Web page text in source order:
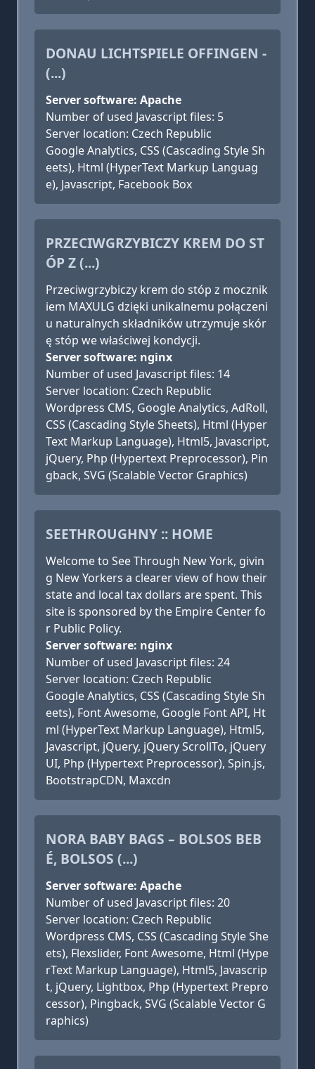
DONAU LICHTSPIELE OFFINGEN -
(...)
Server software: Apache
Number of used Javascript files: 5
Server location: Czech Republic
Google Analytics, CSS (Cascading Style Sh
eets), Html (HyperText Markup Languag
e), Javascript, Facebook Box
PRZECIWGRZYBICZY KREM DO ST
ÓP Z (...)
Przeciwgrzybiczy krem do stóp z mocznik
iem MAXULG dzięki unikalnemu połączeni
u naturalnych składników utrzymuje skór
ę stóp we właściwej kondycji.
Server software: nginx
Number of used Javascript files: 14
Server location: Czech Republic
Wordpress CMS, Google Analytics, AdRoll,
CSS (Cascading Style Sheets), Html (Hyper
Text Markup Language), Html5, Javascript,
jQuery, Php (Hypertext Preprocessor), Pin
gback, SVG (Scalable Vector Graphics)
SEETHROUGHNY :: HOME
Welcome to See Through New York, givin
g New Yorkers a clearer view of how their
state and local tax dollars are spent. This
site is sponsored by the Empire Center fo
r Public Policy.
Server software: nginx
Number of used Javascript files: 24
Server location: Czech Republic
Google Analytics, CSS (Cascading Style Sh
eets), Font Awesome, Google Font API, Ht
ml (HyperText Markup Language), Html5,
Javascript, jQuery, jQuery ScrollTo, jQuery
UI, Php (Hypertext Preprocessor), Spin.js,
BootstrapCDN, Maxcdn
NORA BABY BAGS – BOLSOS BEB
É, BOLSOS (...)
Server software: Apache
Number of used Javascript files: 20
Server location: Czech Republic
Wordpress CMS, CSS (Cascading Style She
ets), Flexslider, Font Awesome, Html (Hype
rText Markup Language), Html5, Javascrip
t, jQuery, Lightbox, Php (Hypertext Prepro
cessor), Pingback, SVG (Scalable Vector G
raphics)